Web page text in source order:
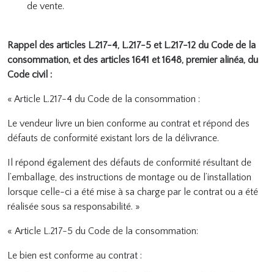
de vente.
Rappel des articles L.217-4, L.217-5 et L.217-12 du Code de la
consommation, et des articles 1641 et 1648, premier alinéa, du
Code civil :
« Article L.217-4 du Code de la consommation :
Le vendeur livre un bien conforme au contrat et répond des
défauts de conformité existant lors de la délivrance.
Il répond également des défauts de conformité résultant de
l’emballage, des instructions de montage ou de l’installation
lorsque celle-ci a été mise à sa charge par le contrat ou a été
réalisée sous sa responsabilité. »
« Article L.217-5 du Code de la consommation:
Le bien est conforme au contrat :